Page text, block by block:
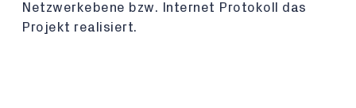
Netzwerkebene bzw. Internet Protokoll das
Projekt realisiert.